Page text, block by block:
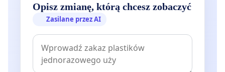
Opisz zmianę, którą chcesz zobaczyć
Zasilane przez AI